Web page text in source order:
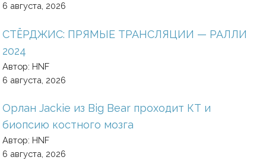
6 августа, 2026
СТЁРДЖИС: ПРЯМЫЕ ТРАНСЛЯЦИИ — РАЛЛИ
2024
Автор: HNF
6 августа, 2026
Орлан Jackie из Big Bear проходит КТ и
биопсию костного мозга
Автор: HNF
6 августа, 2026